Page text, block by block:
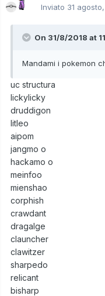
Inviato 31
On 31/8/2018 at
Mandami i pokemon
uc structura
lickylicky
druddigon
litleo
aipom
jangmo o
hackamo o
meinfoo
mienshao
corphish
crawdant
dragalge
clauncher
clawitzer
sharpedo
relicant
bisharp